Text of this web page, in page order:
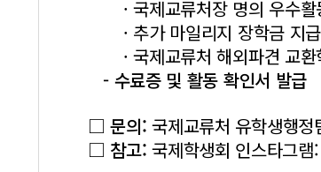
· 국제교류처장 명의 우수활
· 추가 마일리지 장학금 지급
· 국제교류처 해외파견 교환
- 수료증 및 활동 확인서 발급
□ 문의:국제교류처 유학생행
□ 참고: 국제학생회 인스타그램: